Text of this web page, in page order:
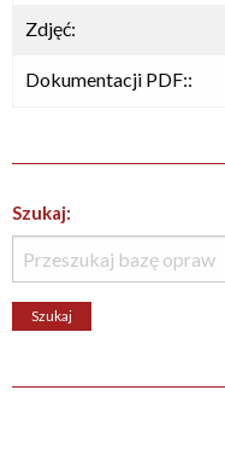
Zdjęć:
Dokumentacji PDF::
Szukaj: